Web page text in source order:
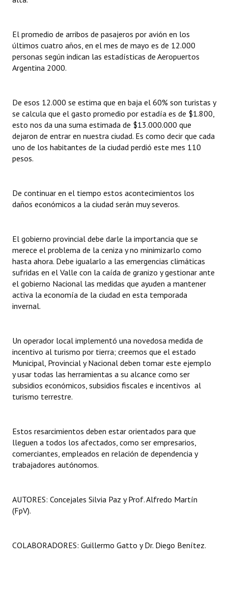
El promedio de arribos de pasajeros por avión en los
últimos cuatro años, en el mes de mayo es de 12.000
personas según indican las estadísticas de Aeropuertos
Argentina 2000.
De esos 12.000 se estima que en baja el 60% son turistas y
se calcula que el gasto promedio por estadía es de $1.800,
esto nos da una suma estimada de $13.000.000 que
dejaron de entrar en nuestra ciudad. Es como decir que cada
uno de los habitantes de la ciudad perdió este mes 110
pesos.
De continuar en el tiempo estos acontecimientos los
daños económicos a la ciudad serán muy severos.
El gobierno provincial debe darle la importancia que se
merece el problema de la ceniza y no minimizarlo como
hasta ahora. Debe igualarlo a las emergencias climáticas
sufridas en el Valle con la caída de granizo y gestionar ante
el gobierno Nacional las medidas que ayuden a mantener
activa la economía de la ciudad en esta temporada
invernal.
Un operador local implementó una novedosa medida de
incentivo al turismo por tierra; creemos que el estado
Municipal, Provincial y Nacional deben tomar este ejemplo
y usar todas las herramientas a su alcance como ser
subsidios económicos, subsidios fiscales e incentivos al
turismo terrestre.
Estos resarcimientos deben estar orientados para que
lleguen a todos los afectados, como ser empresarios,
comerciantes, empleados en relación de dependencia y
trabajadores autónomos.
AUTORES: Concejales Silvia Paz y Prof. Alfredo Martín
(FpV).
COLABORADORES: Guillermo Gatto y Dr. Diego Benítez.